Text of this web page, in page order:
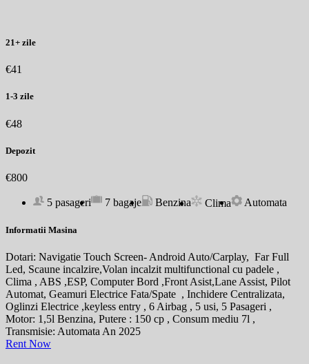
21+ zile
€41
1-3 zile
€48
Depozit
€800
5 pasageri 7 bagaje Benzina Clima Automata
Informatii Masina
Dotari: Navigatie Touch Screen- Android Auto/Carplay, Far Full
Led, Scaune incalzire,Volan incalzit multifunctional cu padele ,
Clima , ABS ,ESP, Computer Bord ,Front Asist,Lane Assist, Pilot
Automat, Geamuri Electrice Fata/Spate , Inchidere Centralizata,
Oglinzi Electrice ,keyless entry , 6 Airbag , 5 usi, 5 Pasageri ,
Motor: 1,5l Benzina, Putere : 150 cp , Consum mediu 7l ,
Transmisie: Automata An 2025
Rent Now